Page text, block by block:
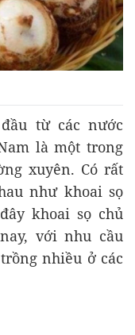
từ các nước
là một trong
xuyên. Có rất
như khoai sọ
khoai sọ chủ
với nhu cầu
nhiều ở các